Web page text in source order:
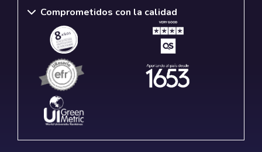
Comprometidos con la calidad